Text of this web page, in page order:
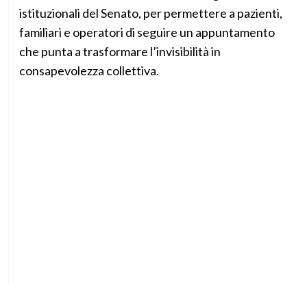
istituzionali del Senato, per permettere a pazienti,
familiari e operatori di seguire un appuntamento
che punta a trasformare l’invisibilità in
consapevolezza collettiva.